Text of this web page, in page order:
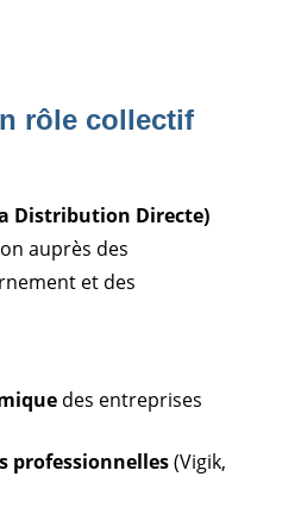
rôle collectif
Distribution Directe)
auprès des
et des
des entreprises
professionnelles(Vigik,